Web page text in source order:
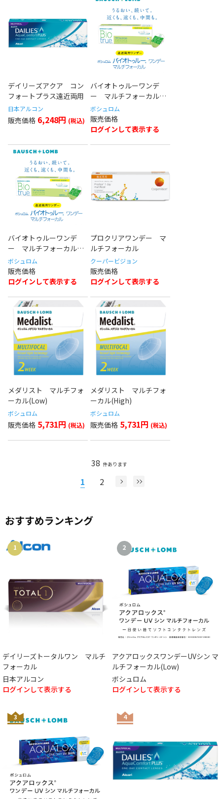
おすすめランキング
1
デイリーズトータルワン マルチ
フォーカル
日本アルコン
ログインして表示する
2
アクアロックスワンデーUVシン マ
ルチフォーカル(Low)
ボシュロム
ログインして表示する
3 4
デイリーズアクア コン
フォートプラス遠近両用
日本アルコン
6,248円
バイオトゥルーワンデ
ー マルチフォーカル
(LOW)
ボシュロム
ログインして表示する
バイオトゥルーワンデ
ー マルチフォーカル
(HIGH)
ボシュロム
ログインして表示する
プロクリアワンデー マ
ルチフォーカル
クーパービジョン
ログインして表示する
メダリスト マルチフォ
ーカル(Low)
ボシュロム
5,731円
メダリスト マルチフォ
ーカル(High)
ボシュロム
5,731円
38 件あります
1 2